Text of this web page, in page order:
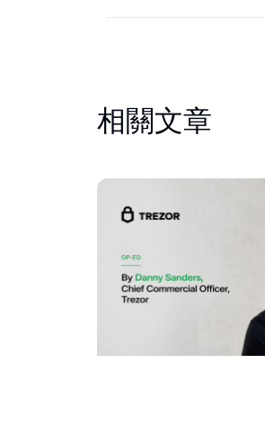
相關文章